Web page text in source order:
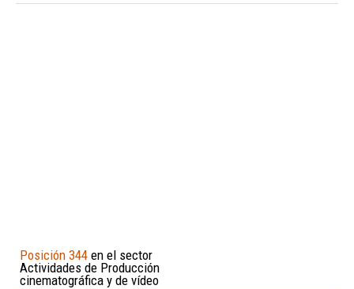
Posición 344 en el sector
Actividades de Producción
cinematográfica y de vídeo